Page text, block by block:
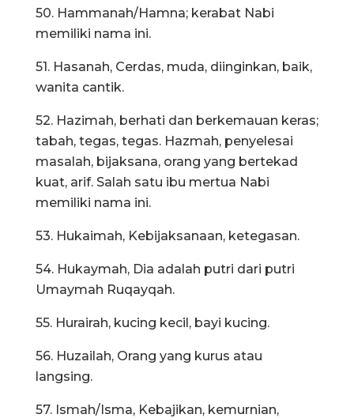
50. Hammanah/Hamna; kerabat Nabi
memiliki nama ini.
51. Hasanah, Cerdas, muda, diinginkan, baik,
wanita cantik.
52. Hazimah, berhati dan berkemauan keras;
tabah, tegas, tegas. Hazmah, penyelesai
masalah, bijaksana, orang yang bertekad
kuat, arif. Salah satu ibu mertua Nabi
memiliki nama ini.
53. Hukaimah, Kebijaksanaan, ketegasan.
54. Hukaymah, Dia adalah putri dari putri
Umaymah Ruqayqah.
55. Hurairah, kucing kecil, bayi kucing.
56. Huzailah, Orang yang kurus atau
langsing.
57. Ismah/Isma, Kebajikan, kemurnian,